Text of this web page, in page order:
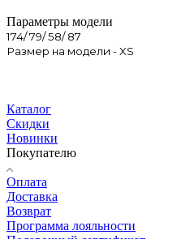
Параметры модели
174/ 79/ 58/ 87
Размер на модели - XS
Каталог
Скидки
Новинки
Покупателю
Оплата
Доставка
Возврат
Программа лояльности